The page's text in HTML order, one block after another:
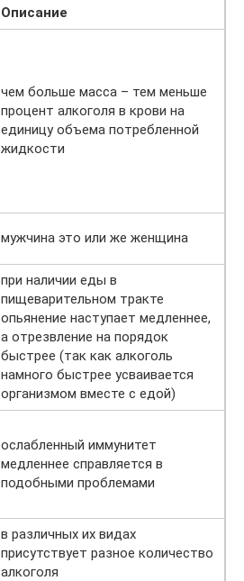
Описание
чем больше масса – тем меньше
процент алкоголя в крови на
единицу объема потребленной
жидкости
мужчина это или же женщина
при наличии еды в
пищеварительном тракте
опьянение наступает медленнее,
а отрезвление на порядок
быстрее (так как алкоголь
намного быстрее усваивается
организмом вместе с едой)
ослабленный иммунитет
медленнее справляется в
подобными проблемами
в различных их видах
присутствует разное количество
алкоголя